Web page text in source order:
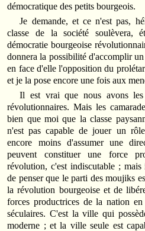
démocratique des petits bourgeois.
Je demande, et ce n'est pas,
classe de la société soulèvera,
démocratie bourgeoise
donnera la possibilité d'accomplir
en face d'elle l'opposition du
et je la pose encore une fois aux
Il est vrai que nous avons les
révolutionnaires. Mais les
bien que moi que la classe
n'est pas capable de jouer un
encore moins d'assumer une
peuvent constituer une force
révolution, c'est indiscutable ;
de penser que le parti des moujiks
la révolution bourgeoise et de
forces productrices de la nation en
séculaires. C'est la ville qui
moderne ; et la ville seule est